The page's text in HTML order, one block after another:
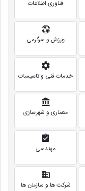
فناوری اطلاعات
ورزش و سرگرمی
خدمات فنی و تاسیسات
معماری و شهرسازی
مهندسی
شرکت ها و سازمان ها